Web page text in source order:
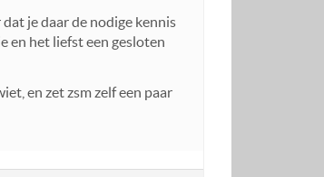
je daar de nodige kennis
en het liefst een gesloten
en zet zsm zelf een paar